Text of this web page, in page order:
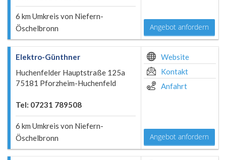
6 km Umkreis von Niefern-
Öschelbronn
Angebot anfordern
Elektro-Günthner
Huchenfelder Hauptstraße 125a
75181 Pforzheim-Huchenfeld
Tel: 07231 789508
6 km Umkreis von Niefern-
Öschelbronn
Website
Kontakt
Anfahrt
Angebot anfordern